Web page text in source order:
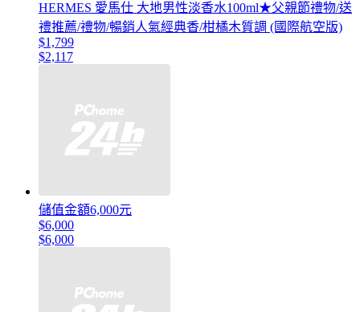
HERMES 愛馬仕 大地男性淡香水100ml★父親節禮物/送
禮推薦/禮物/暢銷人氣經典香/柑橘木質調 (國際航空版)
$1,799
$2,117
儲值金額6,000元
$6,000
$6,000